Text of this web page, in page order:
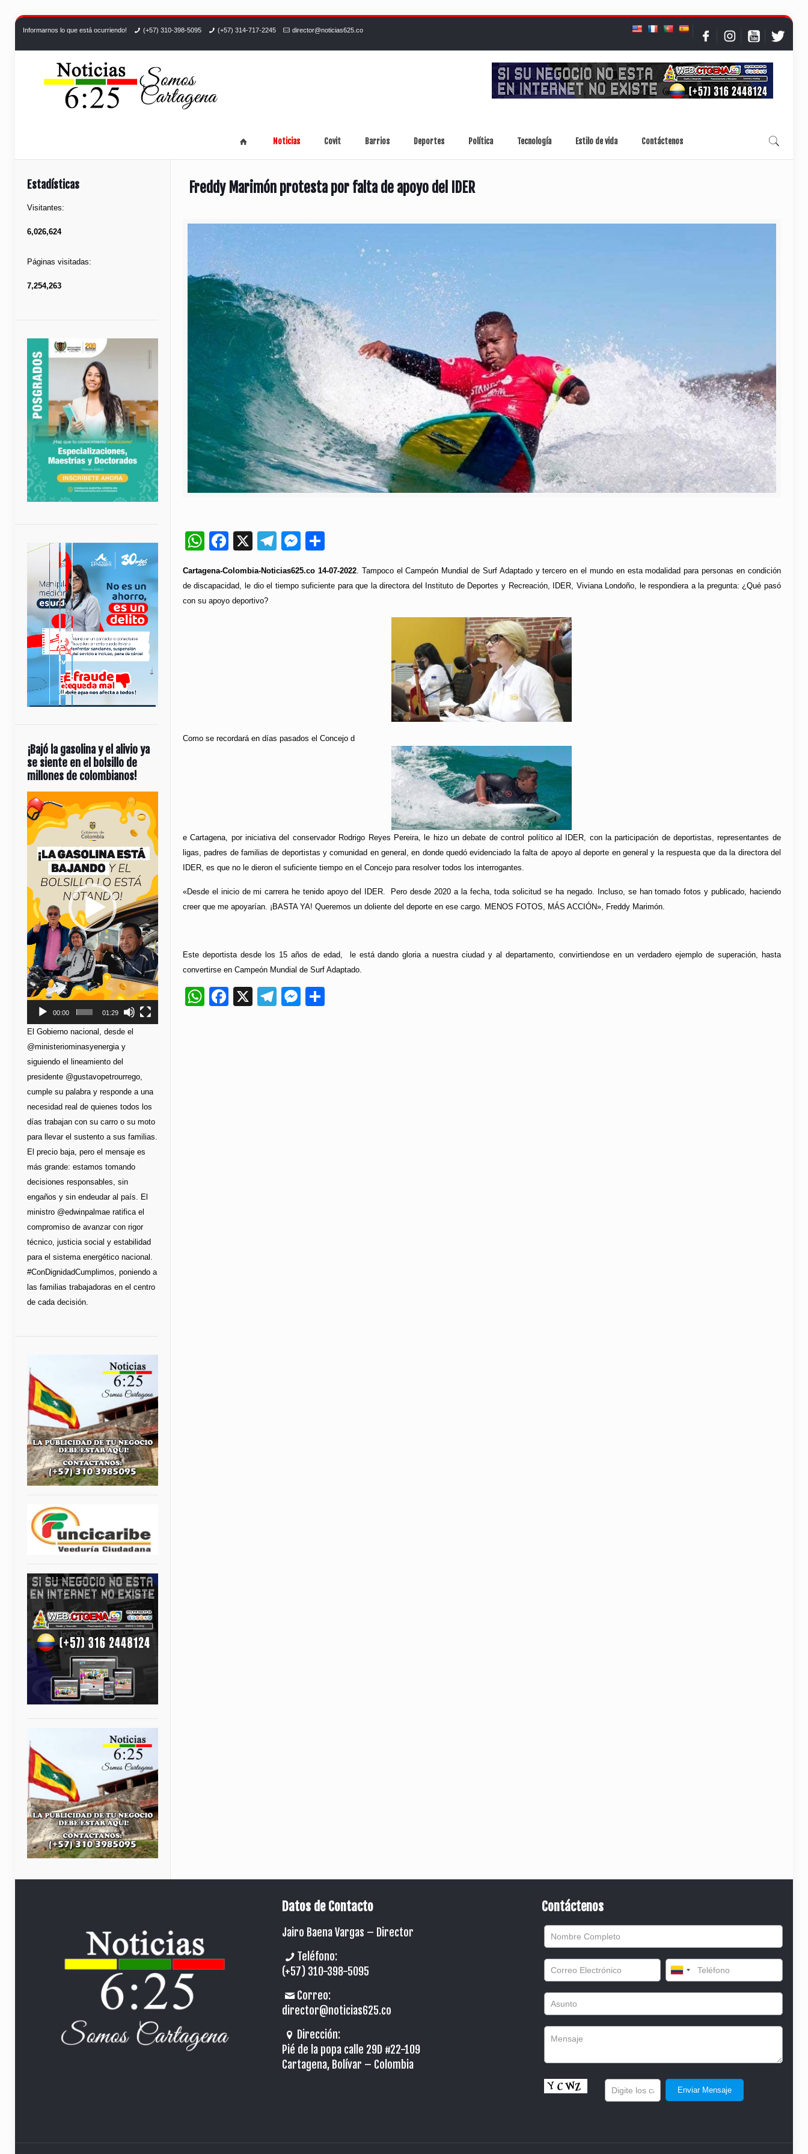
Informarnos lo que está ocurriendo! (+57) 310-398-5095 (+57) 314-717-2245 director@noticias625.co
Noticias Covit Barrios Deportes Política Tecnología Estilo de vida Contáctenos
Freddy Marimón protesta por falta de apoyo del IDER
WhatsApp
Facebook
X Telegram
Messenger
Cartagena-Colombia-Noticias625.co 14-07-2022. Tampoco el Campeón Mundial de Surf Adaptado y tercero en el mundo en esta modalidad para personas en condición
de discapacidad, le dio el tiempo suficiente para que la directora del Instituto de Deportes y Recreación, IDER, Viviana Londoño, le respondiera a la pregunta: ¿Qué pasó
con su apoyo deportivo?
Como se recordará en días pasados el Concejo d
e Cartagena, por iniciativa del conservador Rodrigo Reyes Pereira, le hizo un debate de control político al IDER, con la participación de deportistas, representantes de
ligas, padres de familias de deportistas y comunidad en general, en donde quedó evidenciado la falta de apoyo al deporte en general y la respuesta que da la directora del
IDER, es que no le dieron el suficiente tiempo en el Concejo para resolver todos los interrogantes.
«Desde el inicio de mi carrera he tenido apoyo del IDER. Pero desde 2020 a la fecha, toda solicitud se ha negado. Incluso, se han tomado fotos y publicado, haciendo
creer que me apoyarían. ¡BASTA YA! Queremos un doliente del deporte en ese cargo. MENOS FOTOS, MÁS ACCIÓN», Freddy Marimón.
Este deportista desde los 15 años de edad, le está dando gloria a nuestra ciudad y al departamento, convirtiendose en un verdadero ejemplo de superación, hasta
convertirse en Campeón Mundial de Surf Adaptado.
WhatsApp
Facebook
X Telegram
Messenger
Estadísticas
Visitantes:
6,026,624
Páginas visitadas:
7,254,263
¡Bajó la gasolina y el alivio ya
se siente en el bolsillo de
millones de colombianos!
Reproductor
de
vídeo
00:00 01:29
El Gobierno nacional, desde el
@ministeriominasyenergia y
siguiendo el lineamiento del
presidente @gustavopetrourrego,
cumple su palabra y responde a una
necesidad real de quienes todos los
días trabajan con su carro o su moto
para llevar el sustento a sus familias.
El precio baja, pero el mensaje es
más grande: estamos tomando
decisiones responsables, sin
engaños y sin endeudar al país. El
ministro @edwinpalmae ratifica el
compromiso de avanzar con rigor
técnico, justicia social y estabilidad
para el sistema energético nacional.
#ConDignidadCumplimos, poniendo a
las familias trabajadoras en el centro
de cada decisión.
Datos de Contacto
Jairo Baena Vargas – Director
Teléfono:
(+57) 310-398-5095
Correo:
director@noticias625.co
Dirección:
Pié de la popa calle 29D #22-109
Cartagena, Bolívar – Colombia
Contáctenos